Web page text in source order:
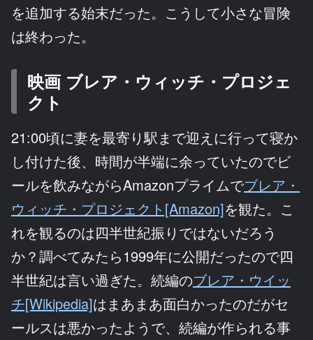
を追加する始末だった。こうして小さな冒険
は終わった。
映画 ブレア・ウィッチ・プロジェ
クト
21:00頃に妻を最寄り駅まで迎えに行って寝か
し付けた後、時間が半端に余っていたのでビ
ールを飲みながらAmazonプライムでブレア・
ウィッチ・プロジェクト[Amazon]を観た。こ
れを観るのは四半世紀振りではないだろう
か？調べてみたら1999年に公開だったので四
半世紀は言い過ぎた。続編のブレア・ウイッ
チ[Wikipedia]はまあまあ面白かったのだがセ
ールスは悪かったようで、続編が作られる事